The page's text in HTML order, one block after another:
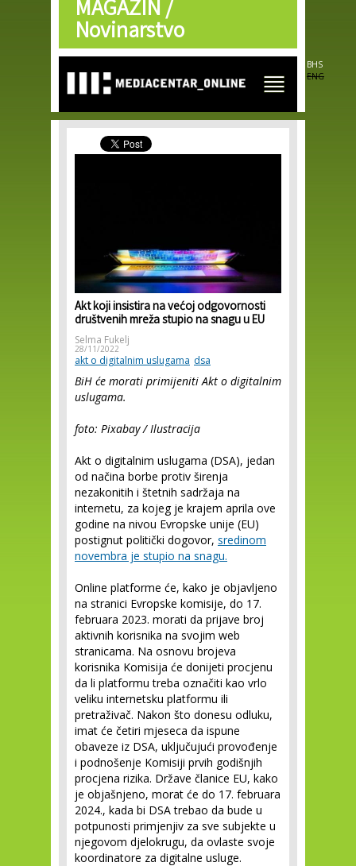
Skip to
main
content
MAGAZIN /
Novinarstvo
BHS
ENG
Akt koji insistira na većoj odgovornosti
društvenih mreža stupio na snagu u EU
Selma Fukelj
28/11/2022
akt o digitalnim uslugama dsa
BiH će morati primijeniti Akt o digitalnim
uslugama.
foto: Pixabay / Ilustracija
Akt o digitalnim uslugama (DSA), jedan
od načina borbe protiv širenja
nezakonitih i štetnih sadržaja na
internetu, za kojeg je krajem aprila ove
godine na nivou Evropske unije (EU)
postignut politički dogovor, sredinom
novembra je stupio na snagu.
Online platforme će, kako je objavljeno
na stranici Evropske komisije, do 17.
februara 2023. morati da prijave broj
aktivnih korisnika na svojim web
stranicama. Na osnovu brojeva
korisnika Komisija će donijeti procjenu
da li platformu treba označiti kao vrlo
veliku internetsku platformu ili
pretraživač. Nakon što donesu odluku,
imat će četiri mjeseca da ispune
obaveze iz DSA, uključujući provođenje
i podnošenje Komisiji prvih godišnjih
procjena rizika. Države članice EU, kako
je objašnjeno, morat će do 17. februara
2024., kada bi DSA trebao da bude u
potpunosti primjenjiv za sve subjekte u
njegovom djelokrugu, da ovlaste svoje
koordinatore za digitalne usluge.